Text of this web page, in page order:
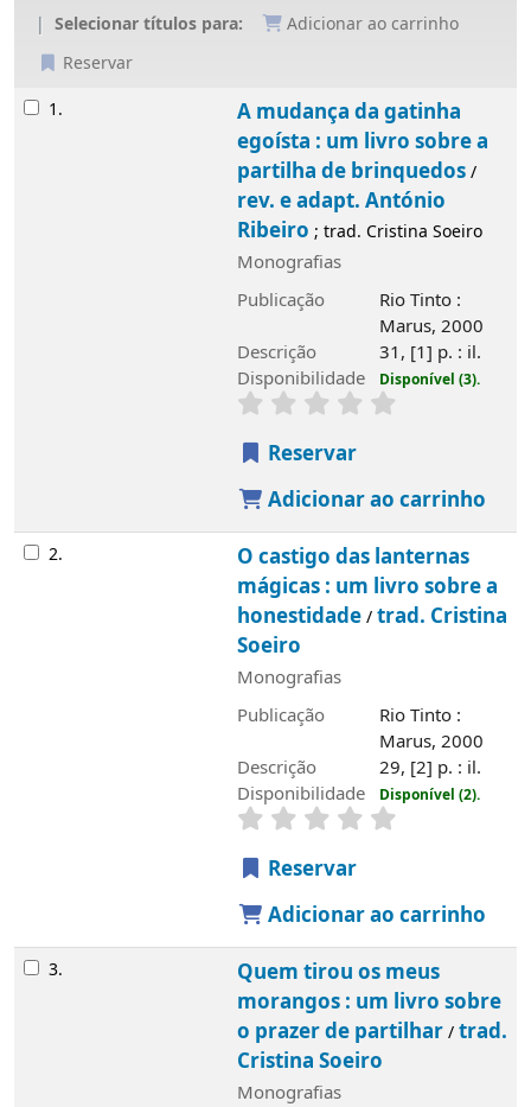
Selecionar títulos para:
Adicionar ao carrinho
Reservar
Resultados
1.
A mudança da gatinha
egoísta : um livro sobre a
partilha de brinquedos/
rev. e adapt. António
Ribeiro ; trad. Cristina Soeiro
Monografias
Publicação
Rio Tinto :
Marus, 2000
Descrição
31, [1] p. : il.
Disponibilidade
Disponível (3).
Reservar
Adicionar ao carrinho
2.
O castigo das lanternas
mágicas : um livro sobre a
honestidade/trad. Cristina
Soeiro
Monografias
Publicação
Rio Tinto :
Marus, 2000
Descrição
29, [2] p. : il.
Disponibilidade
Disponível (2).
Reservar
Adicionar ao carrinho
3.
Quem tirou os meus
morangos : um livro sobre
o prazer de partilhar/trad.
Cristina Soeiro
Monografias